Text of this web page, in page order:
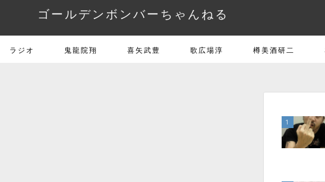
ゴールデンボンバーちゃんねる
ラジオ 鬼龍院翔 喜矢武豊 歌広場淳 樽美酒研二
1